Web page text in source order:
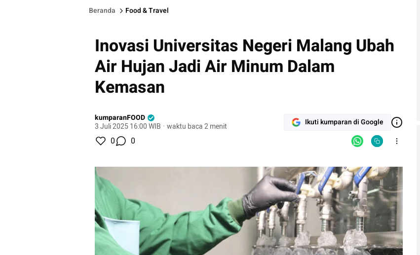
Beranda Food & Travel
Inovasi Universitas Negeri Malang Ubah
Air Hujan Jadi Air Minum Dalam
Kemasan
kumparanFOOD
3 Juli 2025 16:00 WIB · waktu baca 2 menit Ikuti kumparan di Google
0 0